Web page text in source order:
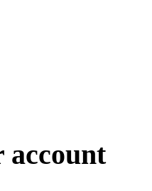
account